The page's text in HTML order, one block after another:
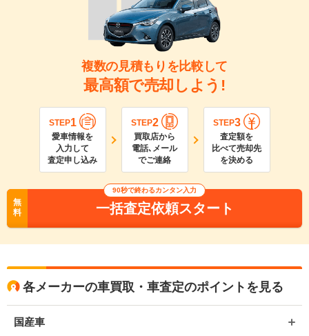
複数の見積もりを比較して
最高額で売却しよう!
STEP1
愛車情報を
入力して
査定申し込み
STEP2
買取店から
電話､メール
でご連絡
STEP3
査定額を
比べて売却先
を決める
無
料
90秒で終わるカンタン入力
一括査定依頼スタート
各メーカーの車買取・車査定のポイントを見る
国産車